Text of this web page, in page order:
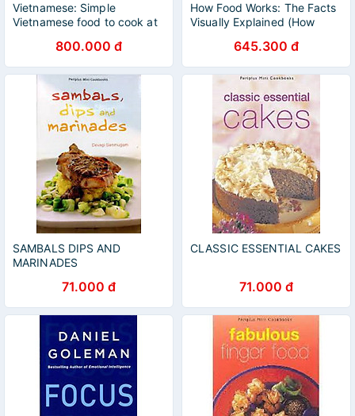
Vietnamese: Simple
Vietnamese food to cook at
800.000 đ
How Food Works: The Facts
Visually Explained (How
645.300 đ
SAMBALS DIPS AND
MARINADES
71.000 đ
CLASSIC ESSENTIAL CAKES
71.000 đ